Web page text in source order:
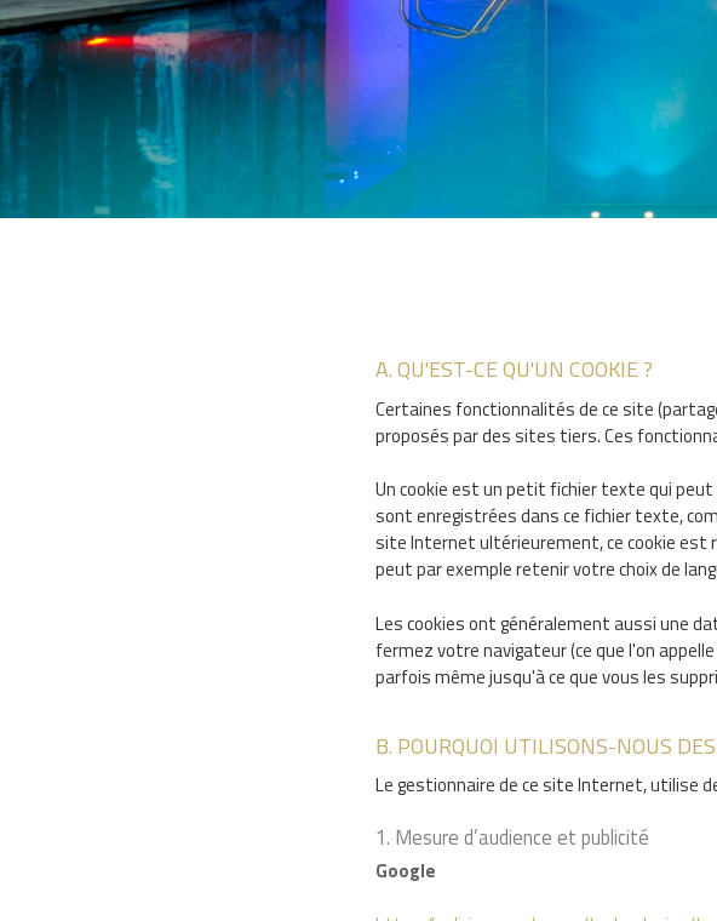
A. QU'EST-CE QU'UN COOKIE ?
Certaines fonctionnalités de ce site
proposés par des sites tiers. Ces
Un cookie est un petit fichier texte qui
sont enregistrées dans ce fichier texte,
site Internet ultérieurement, ce cookie est
peut par exemple retenir votre choix de
Les cookies ont généralement aussi une
fermez votre navigateur (ce que l'on
parfois même jusqu'à ce que vous les
B. POURQUOI UTILISONS-NOUS
Le gestionnaire de ce site Internet, utilise
1. Mesure d’audience et publicité
Google